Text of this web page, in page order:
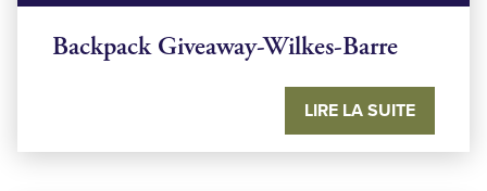
Backpack Giveaway-Wilkes-Barre
LIRE LA SUITE